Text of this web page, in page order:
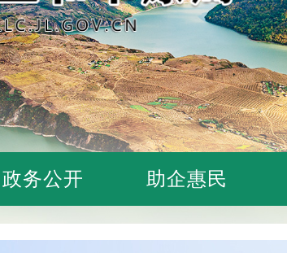
政务公开 助企惠民